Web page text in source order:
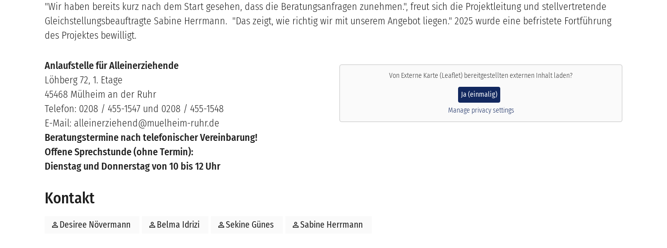
"Wir haben bereits kurz nach dem Start gesehen, dass die Beratungsanfragen zunehmen.", freut sich die Projektleitung und stellvertretende
Gleichstellungsbeauftragte Sabine Herrmann. "Das zeigt, wie richtig wir mit unserem Angebot liegen." 2025 wurde eine befristete Fortführung
des Projektes bewilligt.
Anlaufstelle für Alleinerziehende
Löhberg 72, 1. Etage
45468 Mülheim an der Ruhr
Telefon: 0208 / 455-1547 und 0208 / 455-1548
E-Mail: alleinerziehend@muelheim-ruhr.de
Beratungstermine nach telefonischer Vereinbarung!
Offene Sprechstunde (ohne Termin):
Dienstag und Donnerstag von 10 bis 12 Uhr
Von Externe Karte (Leaflet) bereitgestellten externen Inhalt laden?
Ja (einmalig)
Manage privacy settings
Kontakt
personDesiree Növermann personBelma Idrizi personSekine Günes personSabine Herrmann